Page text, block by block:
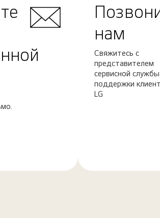
нам
Свяжитесь с
представителем
сервисной службы
поддержки
LG